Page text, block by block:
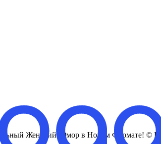
Женский Юмор в Новом Формате! ©